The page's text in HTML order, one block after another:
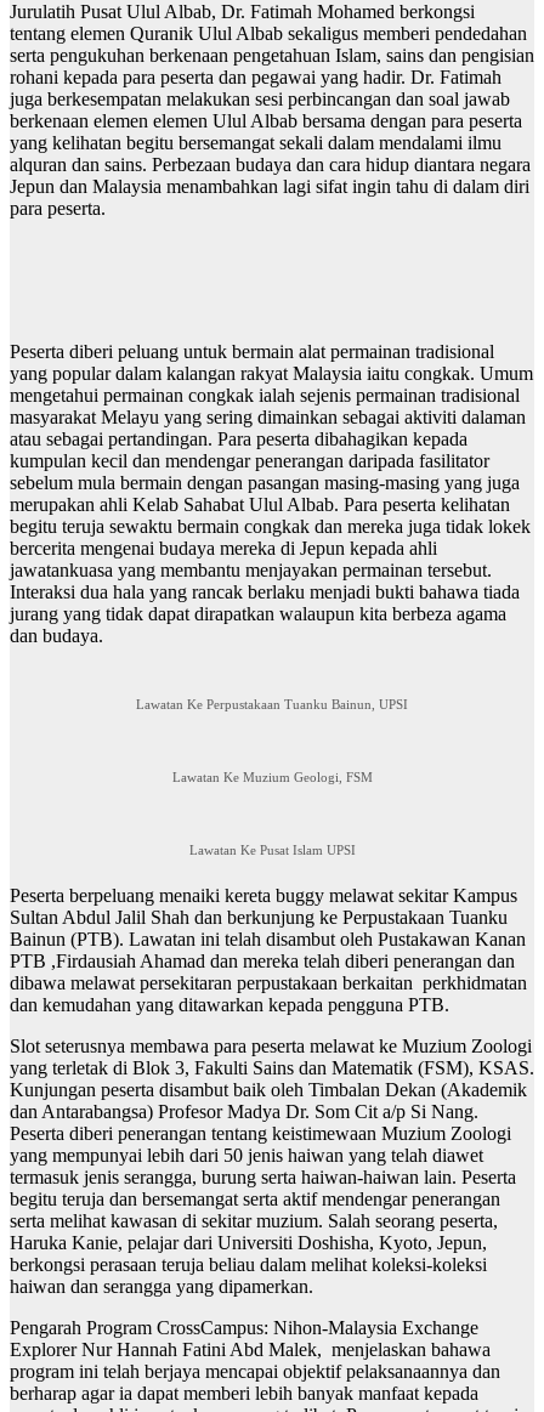
Jurulatih Pusat Ulul Albab, Dr. Fatimah Mohamed berkongsi
tentang elemen Quranik Ulul Albab sekaligus memberi pendedahan
serta pengukuhan berkenaan pengetahuan Islam, sains dan pengisian
rohani kepada para peserta dan pegawai yang hadir. Dr. Fatimah
juga berkesempatan melakukan sesi perbincangan dan soal jawab
berkenaan elemen elemen Ulul Albab bersama dengan para peserta
yang kelihatan begitu bersemangat sekali dalam mendalami ilmu
alquran dan sains. Perbezaan budaya dan cara hidup diantara negara
Jepun dan Malaysia menambahkan lagi sifat ingin tahu di dalam diri
para peserta.
Peserta diberi peluang untuk bermain alat permainan tradisional
yang popular dalam kalangan rakyat Malaysia iaitu congkak. Umum
mengetahui permainan congkak ialah sejenis permainan tradisional
masyarakat Melayu yang sering dimainkan sebagai aktiviti dalaman
atau sebagai pertandingan. Para peserta dibahagikan kepada
kumpulan kecil dan mendengar penerangan daripada fasilitator
sebelum mula bermain dengan pasangan masing-masing yang juga
merupakan ahli Kelab Sahabat Ulul Albab. Para peserta kelihatan
begitu teruja sewaktu bermain congkak dan mereka juga tidak lokek
bercerita mengenai budaya mereka di Jepun kepada ahli
jawatankuasa yang membantu menjayakan permainan tersebut.
Interaksi dua hala yang rancak berlaku menjadi bukti bahawa tiada
jurang yang tidak dapat dirapatkan walaupun kita berbeza agama
dan budaya.
Lawatan Ke Perpustakaan Tuanku Bainun, UPSI
Lawatan Ke Muzium Geologi, FSM
Lawatan Ke Pusat Islam UPSI
Peserta berpeluang menaiki kereta buggy melawat sekitar Kampus
Sultan Abdul Jalil Shah dan berkunjung ke Perpustakaan Tuanku
Bainun (PTB). Lawatan ini telah disambut oleh Pustakawan Kanan
PTB ,Firdausiah Ahamad dan mereka telah diberi penerangan dan
dibawa melawat persekitaran perpustakaan berkaitan perkhidmatan
dan kemudahan yang ditawarkan kepada pengguna PTB.
Slot seterusnya membawa para peserta melawat ke Muzium Zoologi
yang terletak di Blok 3, Fakulti Sains dan Matematik (FSM), KSAS.
Kunjungan peserta disambut baik oleh Timbalan Dekan (Akademik
dan Antarabangsa) Profesor Madya Dr. Som Cit a/p Si Nang.
Peserta diberi penerangan tentang keistimewaan Muzium Zoologi
yang mempunyai lebih dari 50 jenis haiwan yang telah diawet
termasuk jenis serangga, burung serta haiwan-haiwan lain. Peserta
begitu teruja dan bersemangat serta aktif mendengar penerangan
serta melihat kawasan di sekitar muzium. Salah seorang peserta,
Haruka Kanie, pelajar dari Universiti Doshisha, Kyoto, Jepun,
berkongsi perasaan teruja beliau dalam melihat koleksi-koleksi
haiwan dan serangga yang dipamerkan.
Pengarah Program CrossCampus: Nihon-Malaysia Exchange
Explorer Nur Hannah Fatini Abd Malek, menjelaskan bahawa
program ini telah berjaya mencapai objektif pelaksanaannya dan
berharap agar ia dapat memberi lebih banyak manfaat kepada